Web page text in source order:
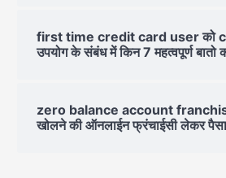
first time credit card user को
उपयोग के संबंध में किन 7 महत्वपूर्ण बातो
zero balance account
खोलने की ऑनलाईन फ्रंचाईसी लेकर